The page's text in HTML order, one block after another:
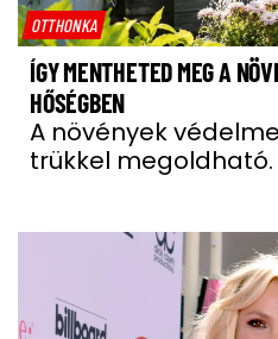
OTTHONKA
ÍGY MENTHETED MEG A
HŐSÉGBEN
A növények
trükkel megoldható.